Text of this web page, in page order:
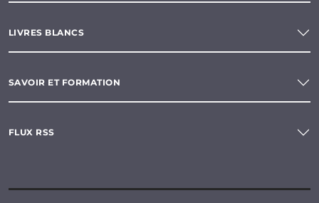
LIVRES BLANCS
SAVOIR ET FORMATION
FLUX RSS